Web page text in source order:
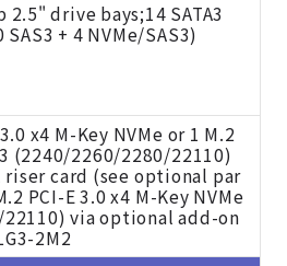
2.5" drive bays;14 SATA3
+ 4 NVMe/SAS3)
x4 M-Key NVMe or 1 M.2
(2240/2260/2280/22110)
card (see optional par
PCI-E 3.0 x4 M-Key NVMe
via optional add-on
2M2